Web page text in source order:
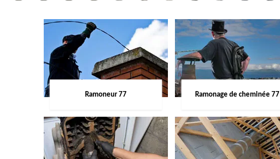
Ramoneur 77 Ramonage de cheminée 77